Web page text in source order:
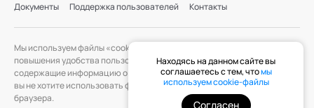
Документы Поддержка пользователей Контакты
Мы используем файлы «cookie» с целью персонализации сервисов и
повышения удобства пользования веб-сайтом. «Cookie» — файлы,
содержащие информацию о предыдущих посещениях веб-сайта. Если
вы не хотите использовать файлы «cookie», измените настройки
браузера.
Находясь на данном сайте вы
соглашаетесь с тем, чтомы
используем cookie-файлы
Согласен